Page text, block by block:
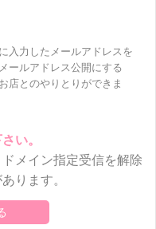
入力したメールアドレスを
ールアドレス公開にする
店とのやりとりができま
い。
メイン指定受信を解除
ります。